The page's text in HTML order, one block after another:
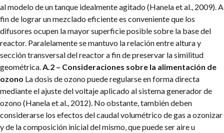
al modelo de un tanque idealmente agitado (Hanela et al., 2009). A
fin de lograr un mezclado eficiente es conveniente que los
difusores ocupen la mayor superficie posible sobre la base del
reactor. Paralelamente se mantuvo la relación entre altura y
sección transversal del reactor a fin de preservar la similitud
geométrica.A.2 – Consideraciones sobre la alimentación de
ozono La dosis de ozono puede regularse en forma directa
mediante el ajuste del voltaje aplicado al sistema generador de
ozono (Hanela et al., 2012). No obstante, también deben
considerarse los efectos del caudal volumétrico de gas a ozonizar
y de la composición inicial del mismo, que puede ser aire u